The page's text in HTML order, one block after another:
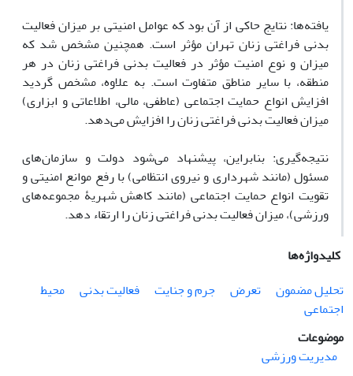
یافته‌ها: نتایج حاکی از آن بود که عوامل امنیتی بر میزان فعالیت
بدنی فراغتی زنان تهران مؤثر است. همچنین مشخص شد که
میزان و نوع امنیت مؤثر در فعالیت بدنی فراغتی زنان در هر
منطقه، با سایر مناطق متفاوت است. به علاوه، مشخص گردید
افزایش انواع حمایت اجتماعی (عاطفی، مالی، اطلاعاتی و ابزاری)
میزان فعالیت بدنی فراغتی زنان را افزایش می‌دهد.
نتیجه‌گیری: بنابراین، پیشنهاد می‌شود دولت و سازمان‌های
مسئول (مانند شهرداری و نیروی انتظامی) با رفع موانع امنیتی و
تقویت انواع حمایت اجتماعی (مانند کاهش شهریۀ مجموعه‌های
ورزشی)، میزان فعالیت بدنی فراغتی زنان را ارتقاء دهد.
کلیدواژه‌ها
تحلیل مضمون
تعرض جرم و جنایت فعالیت بدنی
محیط
اجتماعی
موضوعات
مدیریت ورزشی